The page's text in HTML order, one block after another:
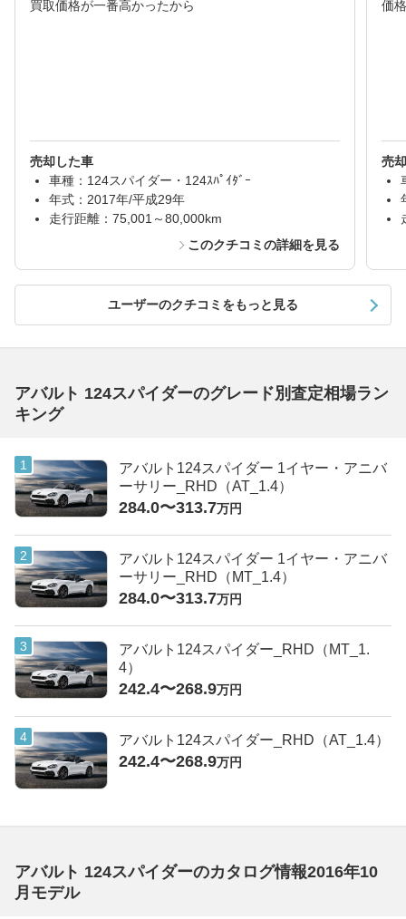
買取価格が一番高かったから
売却した車
車種：124スパイダー・124ｽﾊﾟｲﾀﾞｰ
年式：2017年/平成29年
走行距離：75,001～80,000km
このクチコミの詳細を見る
価
売
ユーザーのクチコミをもっと見る
アバルト 124スパイダーのグレード別査定相場ラン
キング
アバルト124スパイダー 1イヤー・アニバ
ーサリー_RHD（AT_1.4）
284.0〜313.7万円
アバルト124スパイダー 1イヤー・アニバ
ーサリー_RHD（MT_1.4）
284.0〜313.7万円
アバルト124スパイダー_RHD（MT_1.
4）
242.4〜268.9万円
アバルト124スパイダー_RHD（AT_1.4）
242.4〜268.9万円
アバルト 124スパイダーのカタログ情報2016年10
月モデル